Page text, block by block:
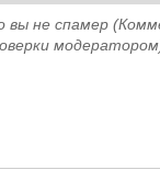
не спамер